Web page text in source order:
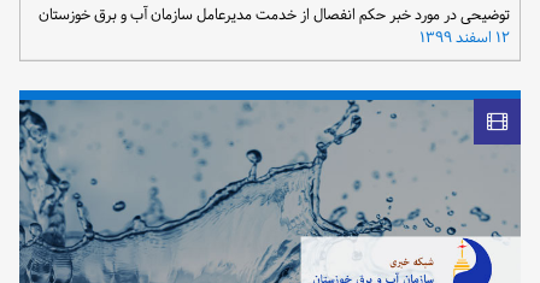
توضیحی در مورد خبر حکم انفصال از خدمت مدیرعامل سازمان آب و برق خوزستان
۱۲ اسفند ۱۳۹۹